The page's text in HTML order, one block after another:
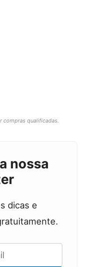
compras qualificadas.
nossa
dicas e